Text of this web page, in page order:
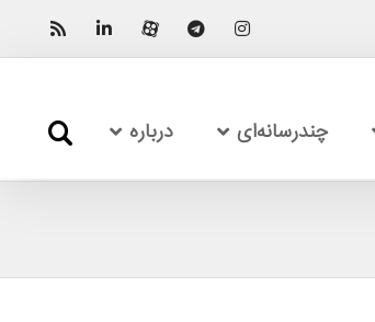
چندرسانه‌ای درباره